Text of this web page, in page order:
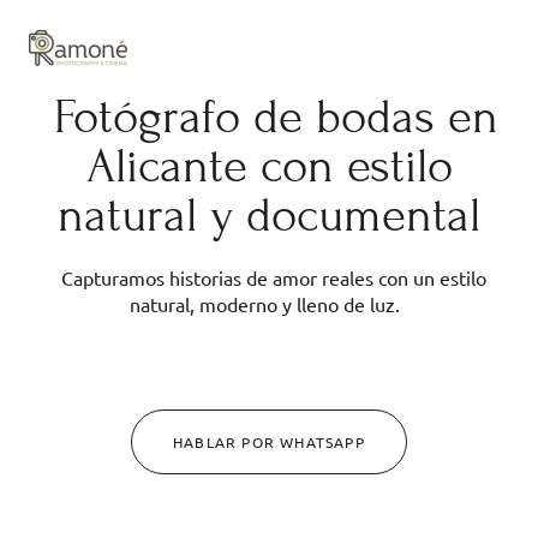
Fotógrafo de bodas en
Alicante con estilo
natural y documental
Capturamos historias de amor reales con un estilo
natural, moderno y lleno de luz.
HABLAR POR WHATSAPP